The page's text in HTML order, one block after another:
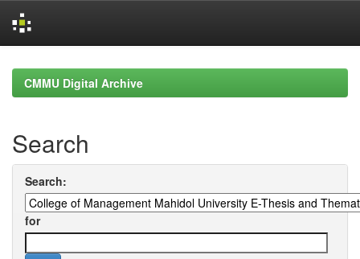
navigationCMMU Digital Archive
Search
Search:
for